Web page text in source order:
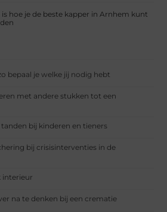
is hoe je de beste kapper in Arnhem kunt
bepaal je welke jij nodig hebt
met andere stukken tot een
bij kinderen en tieners
bij crisisinterventies in de
interieur
na te denken bij een crematie